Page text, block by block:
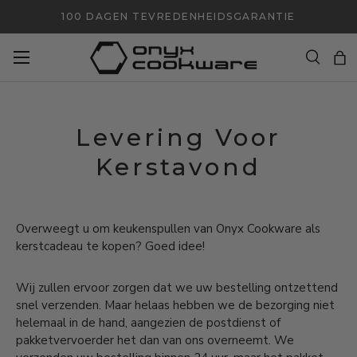
100 DAGEN TEVREDENHEIDSGARANTIE
Zoeken
Levering Voor
Kerstavond
Overweegt u om keukenspullen van Onyx Cookware als
kerstcadeau te kopen? Goed idee!
Wij zullen ervoor zorgen dat we uw bestelling ontzettend
snel verzenden. Maar helaas hebben we de bezorging niet
helemaal in de hand, aangezien de postdienst of
pakketvervoerder het dan van ons overneemt. We